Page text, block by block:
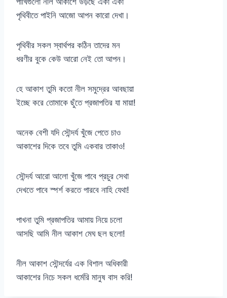
পৃথিবীতে পাইনি আজো আপন কারো দেখা।
পৃথিবীর সকল স্বার্থপর কঠিন তাদের মন
ধরণীর বুকে কেউ আরো নেই তো আপন।
হে আকাশ তুমি কতো নীল সমুদ্রের আবছায়া
ইচ্ছে করে তোমাকে ছুঁতে প্রজাপতির যা মায়া!
অনেক বেশী যদি সৌন্দর্য খুঁজে পেতে চাও
আকাশের দিকে তবে তুমি একবার তাকাও!
সৌন্দর্য আরো আলো খুঁজে পাবে প্রচুর সেথা
দেখতে পাবে স্পর্শ করতে পারবে নাহি যেথা!
পাখনা তুমি প্রজাপতির আমায় নিয়ে চলো
আসছি আমি নীল আকাশ মেঘ ছল ছলো!
নীল আকাশ সৌন্দর্যের এক বিশাল অধিকারী
আকাশের নিচে সকল ধর্মেরি মানুষ বাস করি!